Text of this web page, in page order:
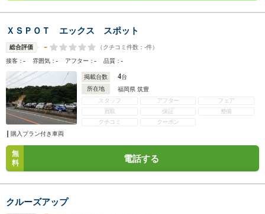
ＸＳＰＯＴ エックス スポット
総合評価 - （クチコミ件数： -件）
接客：- 雰囲気：- アフター：- 品質：-
掲載台数 4台
所在地
福岡県 筑豊
スタッフ
アフター
フェア
買取
保証
整備
クチコミ
クーポン
購入プラン付き車両
無
料
電話する
クルーズアップ